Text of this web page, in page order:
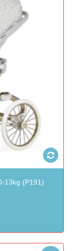
13kg (P191)